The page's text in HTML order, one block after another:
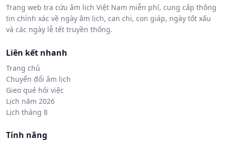
Trang web tra cứu âm lịch Việt Nam miễn phí, cung cấp thông
tin chính xác về ngày âm lịch, can chi, con giáp, ngày tốt xấu
và các ngày lễ tết truyền thống.
Liên kết nhanh
Trang chủ
Chuyển đổi âm lịch
Gieo quẻ hỏi việc
Lịch năm 2026
Lịch tháng 8
Tính năng